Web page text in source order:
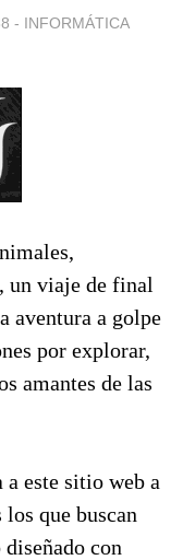
- INFORMÁTICA
un viaje de final
aventura a golpe
por explorar,
amantes de las
este sitio web a
que buscan
con